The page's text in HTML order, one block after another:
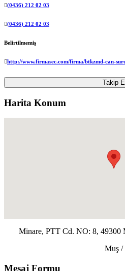
(0436) 212 02 03
(0436) 212 02 03
Belirtilmemiş
http://www.firmasec.com/firma/btkzmd-can-
Takip
Harita Konum
Minare, PTT Cd. NO: 8, 49300
Muş /
Mesaj Formu